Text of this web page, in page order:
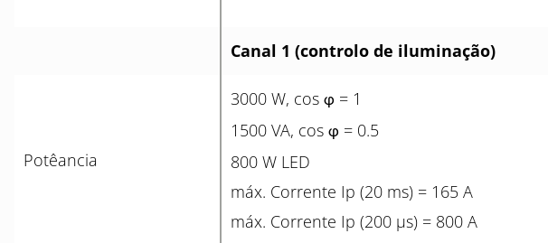
Canal 1 (controlo de iluminação)
Potêancia
3000 W, cos φ = 1
1500 VA, cos φ = 0.5
800 W LED
máx. Corrente Ip (20 ms) = 165 A
máx. Corrente Ip (200 µs) = 800 A